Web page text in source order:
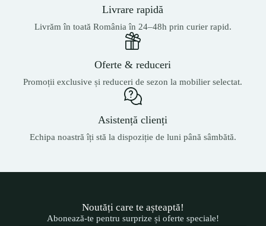
Livrare rapidă
Livrăm în toată România în 24–48h prin curier rapid.
Oferte & reduceri
Promoții exclusive și reduceri de sezon la mobilier selectat.
Asistență clienți
Echipa noastră îți stă la dispoziție de luni până sâmbătă.
Noutăți care te așteaptă!
Abonează-te pentru surprize și oferte speciale!